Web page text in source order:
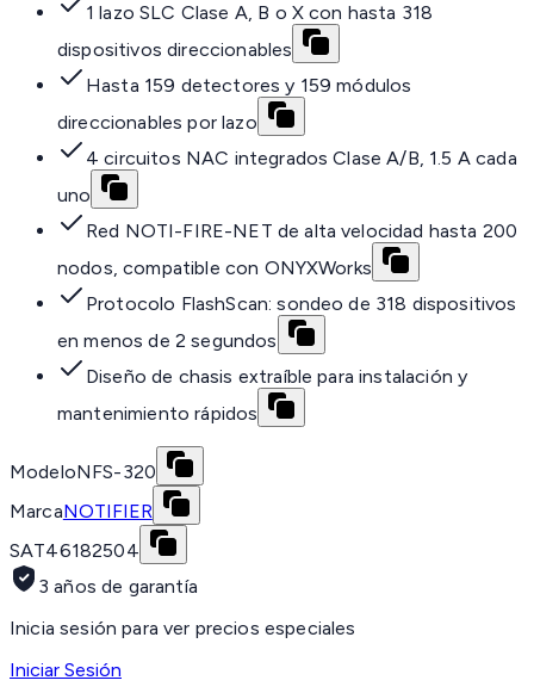
1 lazo SLC Clase A, B o X con hasta 318
dispositivos direccionables
Hasta 159 detectores y 159 módulos
direccionables por lazo
4 circuitos NAC integrados Clase A/B, 1.5 A cada
uno
Red NOTI-FIRE-NET de alta velocidad hasta 200
nodos, compatible con ONYXWorks
Protocolo FlashScan: sondeo de 318 dispositivos
en menos de 2 segundos
Diseño de chasis extraíble para instalación y
mantenimiento rápidos
ModeloNFS-320
MarcaNOTIFIER
SAT46182504
3 años de garantía
Inicia sesión para ver precios especiales
Iniciar Sesión